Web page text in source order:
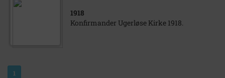
1918
Konfirmander Ugerløse Kirke 1918.
1